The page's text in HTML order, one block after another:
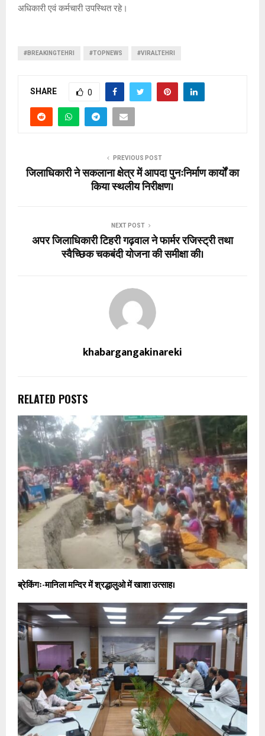
अधिकारी एवं कर्मचारी उपस्थित रहे।
#BREAKINGTEHRI #TOPNEWS #VIRALTEHRI
SHARE 0
PREVIOUS POST
जिलाधिकारी ने सकलाना क्षेत्र में आपदा पुनःनिर्माण कार्यों का
किया स्थलीय निरीक्षण।
NEXT POST
अपर जिलाधिकारी टिहरी गढ़वाल ने फार्मर रजिस्ट्री तथा
स्वैच्छिक चकबंदी योजना की समीक्षा की।
khabargangakinareki
RELATED POSTS
ब्रेकिंगः-मानिला मन्दिर में श्रद्धालुओ में खाशा उत्साह।